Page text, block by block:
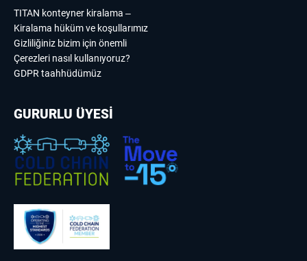
TITAN konteyner kiralama –
Kiralama hüküm ve koşullarımız
Gizliliğiniz bizim için önemli
Çerezleri nasıl kullanıyoruz?
GDPR taahhüdümüz
GURURLU ÜYESİ